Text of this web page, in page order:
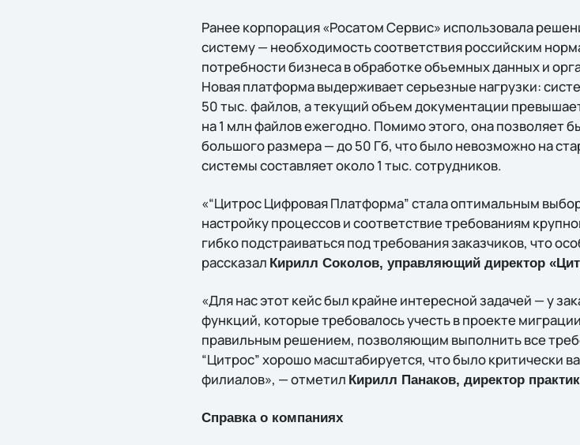
Ранее корпорация «Росатом Сервис» использовала
систему — необходимость соответствия российским
потребности бизнеса в обработке объемных данных и
Новая платформа выдерживает серьезные нагрузки:
50 тыс. файлов, а текущий объем документации
на 1 млн файлов ежегодно. Помимо этого, она позволяет
большого размера — до 50 Гб, что было невозможно на
системы составляет около 1 тыс. сотрудников.
«“Цитрос Цифровая Платформа” стала оптимальным
настройку процессов и соответствие требованиям
гибко подстраиваться под требования заказчиков, что
рассказал Кирилл Соколов, управляющий директор
«Для нас этот кейс был крайне интересной задачей — у
функций, которые требовалось учесть в проекте
правильным решением, позволяющим выполнить все
“Цитрос” хорошо масштабируется, что было критически
филиалов», — отметил Кирилл Панаков, директор
Справка о компаниях